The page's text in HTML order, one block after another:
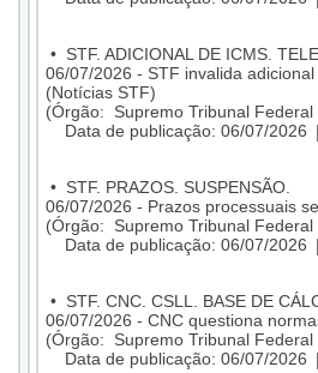
• STF. ADICIONAL DE ICMS.
06/07/2026 - STF invalida
(Notícias STF)
(Órgão: Supremo Tribunal Federal
Data de publicação: 06/07/2026
• STF. PRAZOS. SUSPENSÃO.
06/07/2026 - Prazos processuais
(Órgão: Supremo Tribunal Federal
Data de publicação: 06/07/2026
• STF. CNC. CSLL. BASE DE
06/07/2026 - CNC questiona
(Órgão: Supremo Tribunal Federal
Data de publicação: 06/07/2026